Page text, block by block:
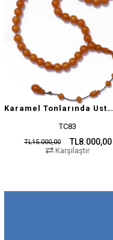
Karamel Tonlarında Usta İşçilikli Tesbih
TC83
TL8.000,00
TL15.000,00
Karşılaştır